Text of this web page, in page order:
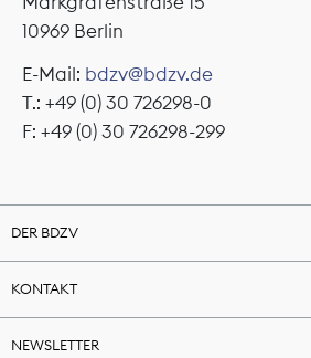
10969 Berlin
E-Mail: bdzv@bdzv.de
T.: +49 (0) 30 726298-0
F: +49 (0) 30 726298-299
DER BDZV
KONTAKT
NEWSLETTER